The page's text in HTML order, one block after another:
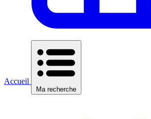
Accueil
Ma recherche